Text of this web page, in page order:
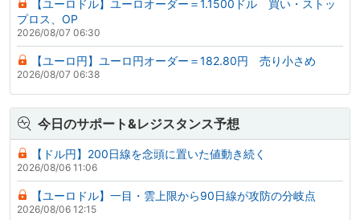
【ユーロドル】ユーロオーダー＝1.1500ドル 買い・ストッ
プロス、OP
2026/08/07 06:30
【ユーロ円】ユーロ円オーダー＝182.80円 売り小さめ
2026/08/07 06:38
今日のサポート&レジスタンス予想
【ドル円】200日線を念頭に置いた値動き続く
2026/08/06 11:06
【ユーロドル】一目・雲上限から90日線が攻防の分岐点
2026/08/06 12:15